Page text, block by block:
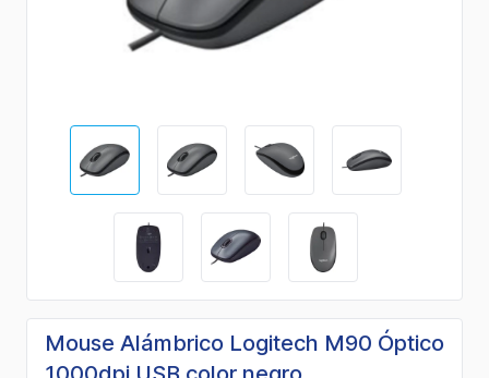
Mouse Alámbrico Logitech M90 Óptico